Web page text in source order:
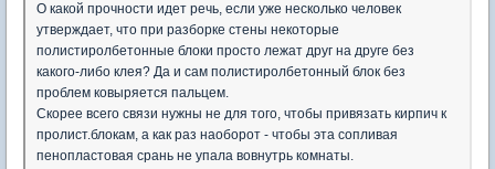
О какой прочности идет речь, если уже несколько человек
утверждает, что при разборке стены некоторые
полистиролбетонные блоки просто лежат друг на друге без
какого-либо клея? Да и сам полистиролбетонный блок без
проблем ковыряется пальцем.
Скорее всего связи нужны не для того, чтобы привязать кирпич к
пролист.блокам, а как раз наоборот - чтобы эта сопливая
пенопластовая срань не упала вовнутрь комнаты.